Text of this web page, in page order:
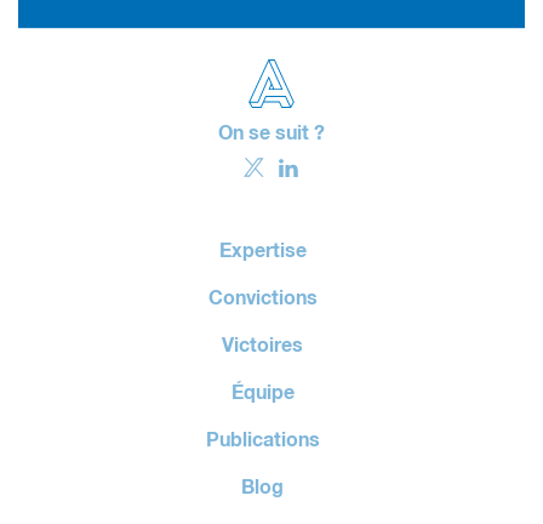
On se suit ?
Expertise
Convictions
Victoires
Équipe
Publications
Blog